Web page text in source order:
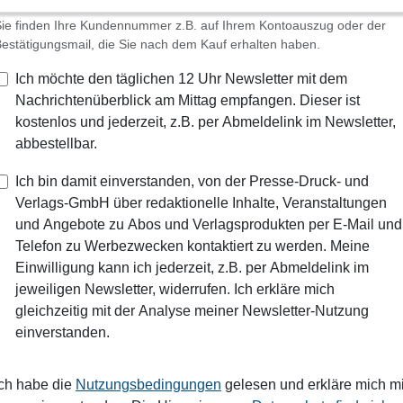
finden Ihre Kundennummer z.B. auf Ihrem Kontoauszug oder der
die Sie nach dem Kauf erhalten haben.
Ich möchte den täglichen 12 Uhr Newsletter mit dem
Nachrichtenüberblick am Mittag empfangen. Dieser ist
kostenlos und jederzeit, z.B. per Abmeldelink im Newsletter,
abbestellbar.
Ich bin damit einverstanden, von der Presse-Druck- und
Verlags-GmbH über redaktionelle Inhalte, Veranstaltungen
und Angebote zu Abos und Verlagsprodukten per E-Mail und
Telefon zu Werbezwecken kontaktiert zu werden. Meine
Einwilligung kann ich jederzeit, z.B. per Abmeldelink im
jeweiligen Newsletter, widerrufen. Ich erkläre mich
gleichzeitig mit der Analyse meiner Newsletter-Nutzung
einverstanden.
habe die Nutzungsbedingungen gelesen und erkläre mich